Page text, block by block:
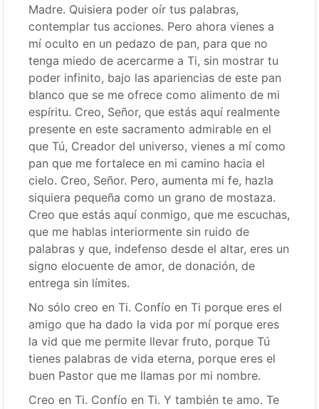
Madre. Quisiera poder oír tus palabras,
contemplar tus acciones. Pero ahora vienes a
mí oculto en un pedazo de pan, para que no
tenga miedo de acercarme a Ti, sin mostrar tu
poder infinito, bajo las apariencias de este pan
blanco que se me ofrece como alimento de mi
espíritu. Creo, Señor, que estás aquí realmente
presente en este sacramento admirable en el
que Tú, Creador del universo, vienes a mí como
pan que me fortalece en mi camino hacia el
cielo. Creo, Señor. Pero, aumenta mi fe, hazla
siquiera pequeña como un grano de mostaza.
Creo que estás aquí conmigo, que me escuchas,
que me hablas interiormente sin ruido de
palabras y que, indefenso desde el altar, eres un
signo elocuente de amor, de donación, de
entrega sin límites.
No sólo creo en Ti. Confío en Ti porque eres el
amigo que ha dado la vida por mí porque eres
la vid que me permite llevar fruto, porque Tú
tienes palabras de vida eterna, porque eres el
buen Pastor que me llamas por mi nombre.
Creo en Ti. Confío en Ti. Y también te amo. Te